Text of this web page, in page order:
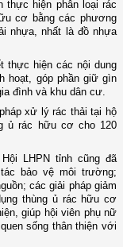
thực hiện phân loại rác
cơ bằng các phương
nhựa, nhất là đồ nhựa
thực hiện các nội dung
hoạt, góp phần giữ gìn
đình và khu dân cư.
xử lý rác thải tại hộ
ủ rác hữu cơ cho 120
LHPN tỉnhcũngđã
bảo vệ môi trường;
các giải pháp giảm
thùng ủ rác hữu cơ
giúp hội viên phụ nữ
sống thân thiện với